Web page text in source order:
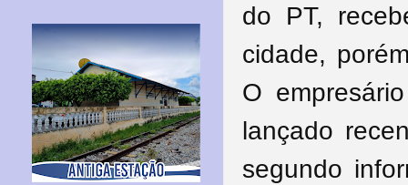
do PT,
cidade,
O
lançado
segundo